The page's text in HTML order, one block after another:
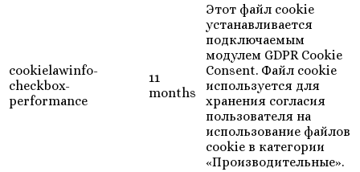
cookielawinfo-
checkbox-
performance
11
months
Этот файл cookie
устанавливается
подключаемым
модулем GDPR Cookie
Consent. Файл cookie
используется для
хранения согласия
пользователя на
использование файлов
cookie в категории
«Производительные».